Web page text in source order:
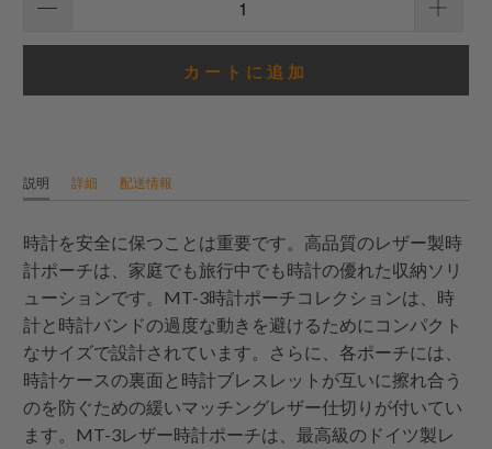
ー
カートに追加
説明 詳細 配送情報
時計を安全に保つことは重要です。高品質のレザー製時
計ポーチは、家庭でも旅行中でも時計の優れた収納ソリ
ューションです。MT-3時計ポーチコレクションは、時
計と時計バンドの過度な動きを避けるためにコンパクト
なサイズで設計されています。さらに、各ポーチには、
時計ケースの裏面と時計ブレスレットが互いに擦れ合う
のを防ぐための緩いマッチングレザー仕切りが付いてい
ます。MT-3レザー時計ポーチは、最高級のドイツ製レ